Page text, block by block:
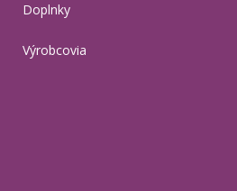
Doplnky
Výrobcovia